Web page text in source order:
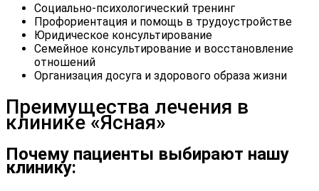
Социально-психологический тренинг
Профориентация и помощь в трудоустройстве
Юридическое консультирование
Семейное консультирование и восстановление
отношений
Организация досуга и здорового образа жизни
Преимущества лечения в
клинике «Ясная»
Почему пациенты выбирают нашу
клинику: